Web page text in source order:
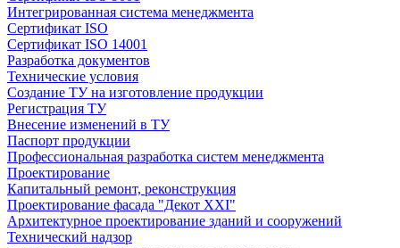
Интегрированная система менеджмента
Сертификат ISO
Сертификат ISO 14001
Разработка документов
Технические условия
Создание ТУ на изготовление продукции
Регистрация ТУ
Внесение изменений в ТУ
Паспорт продукции
Профессиональная разработка систем менеджмента
Проектирование
Капитальный ремонт, реконструкция
Проектирование фасада "Декот XXI"
Архитектурное проектирование зданий и сооружений
Технический надзор